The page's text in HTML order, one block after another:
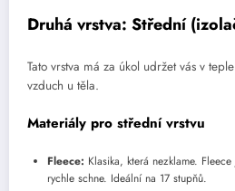
Druhá vrstva: Střední
Tato vrstva má za úkol udržet vás v
vzduch u těla.
Materiály pro střední vrstvu
Fleece: Klasika, která nezklame.
rychle schne. Ideální na 17 stupňů.